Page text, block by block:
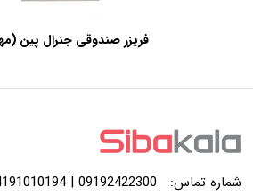
فریزر صندوقی جنرال پین
شماره تماس: 09192422300 | 04191010194